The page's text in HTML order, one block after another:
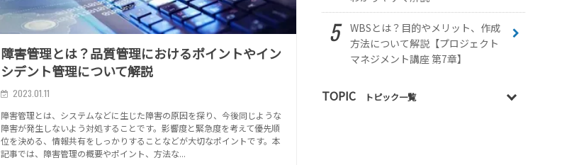
障害管理とは？品質管理におけるポイントやイン
シデント管理について解説
2023.01.11
障害管理とは、システムなどに生じた障害の原因を探り、今後同じような
障害が発生しないよう対処することです。影響度と緊急度を考えて優先順
位を決める、情報共有をしっかりすることなどが大切なポイントです。本
記事では、障害管理の概要やポイント、方法な...
WBSとは？目的やメリット、作成
方法について解説【プロジェクト
マネジメント講座 第7章】
TOPIC トピック一覧